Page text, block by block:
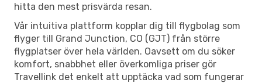
hitta den mest prisvärda resan.
Vår intuitiva plattform kopplar dig till flygbolag som
flyger till Grand Junction, CO (GJT) från större
flygplatser över hela världen. Oavsett om du söker
komfort, snabbhet eller överkomliga priser gör
Travellink det enkelt att upptäcka vad som fungerar